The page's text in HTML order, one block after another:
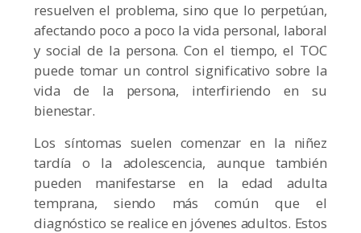
resuelven el problema, sino que lo perpetúan,
afectando poco a poco la vida personal, laboral
y social de la persona. Con el tiempo, el TOC
puede tomar un control significativo sobre la
vida de la persona, interfiriendo en su
bienestar.
Los síntomas suelen comenzar en la niñez
tardía o la adolescencia, aunque también
pueden manifestarse en la edad adulta
temprana, siendo más común que el
diagnóstico se realice en jóvenes adultos. Estos